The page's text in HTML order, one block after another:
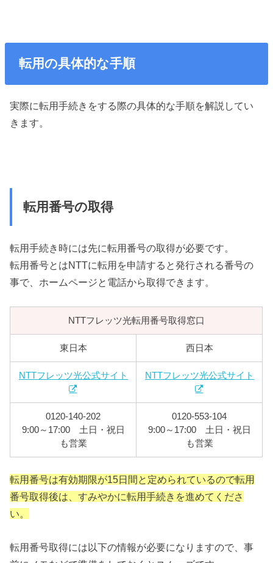
転用の具体的な手順
実際に転用手続きをする際の具体的な手順を解説してい
きます。
転用番号の取得
転用手続き時には先に転用番号の取得が必要です。
転用番号とはNTTに転用を申請すると発行される番号の
事で、ホームページと電話から取得できます。
NTTフレッツ光転用番号取得窓口
東日本 西日本
NTTフレッツ光公式サイト NTTフレッツ光公式サイト
0120‐140‐202
9:00～17:00 土日・祝日
も営業
0120‐553‐104
9:00～17:00 土日・祝日
も営業
転用番号は有効期限が15日間と定められているので転用
番号取得後は、すみやかに転用手続きを進めてくださ
い。
転用番号取得には以下の情報が必要になりますので、事